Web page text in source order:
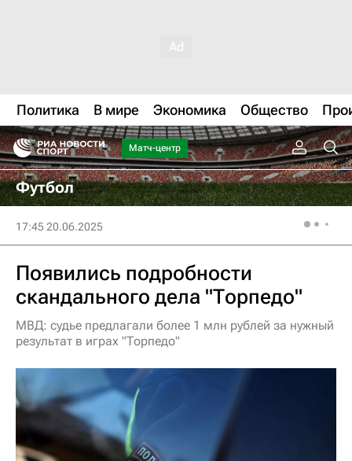
Политика В мире Экономика Общество
Матч-центр
Футбол
17:45 20.06.2025
Появились подробности
скандального дела "Торпедо"
МВД: судье предлагали более 1 млн рублей за нужный
результат в играх "Торпедо"